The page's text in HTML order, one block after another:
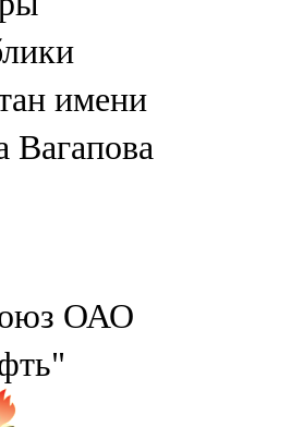
имени
Вагапова
ОАО